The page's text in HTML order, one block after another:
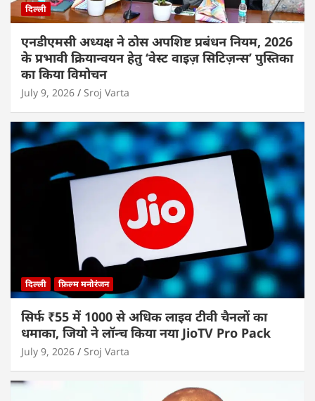
दिल्ली
एनडीएमसी अध्यक्ष ने ठोस अपशिष्ट प्रबंधन नियम, 2026
के प्रभावी क्रियान्वयन हेतु ‘वेस्ट वाइज़ सिटिज़न्स’ पुस्तिका
का किया विमोचन
July 9, 2026 Sroj Varta
दिल्ली फ़िल्म मनोरंजन
सिर्फ ₹55 में 1000 से अधिक लाइव टीवी चैनलों का
धमाका, जियो ने लॉन्च किया नया JioTV Pro Pack
July 9, 2026 Sroj Varta